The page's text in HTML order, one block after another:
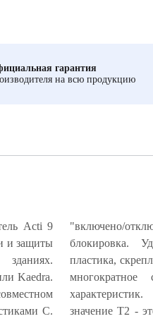
гарантия
на всю продукцию
Acti 9
и защиты
Kaedra.
С.
"включено/
ABS-
его
99% и